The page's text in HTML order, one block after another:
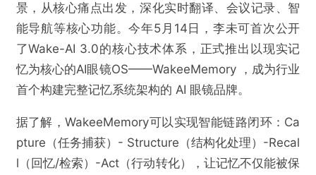
景，从核心痛点出发，深化实时翻译、会议记录、智
能导航等核心功能。今年5月14日，李未可首次公开
了Wake-AI 3.0的核心技术体系，正式推出以现实记
忆为核心的AI眼镜OS——WakeeMemory ，成为行业
首个构建完整记忆系统架构的 AI 眼镜品牌。
据了解，WakeeMemory可以实现智能链路闭环：Ca
pture（任务捕获）- Structure（结构化处理）-Recal
l（回忆/检索）-Act（行动转化），让记忆不仅能被保